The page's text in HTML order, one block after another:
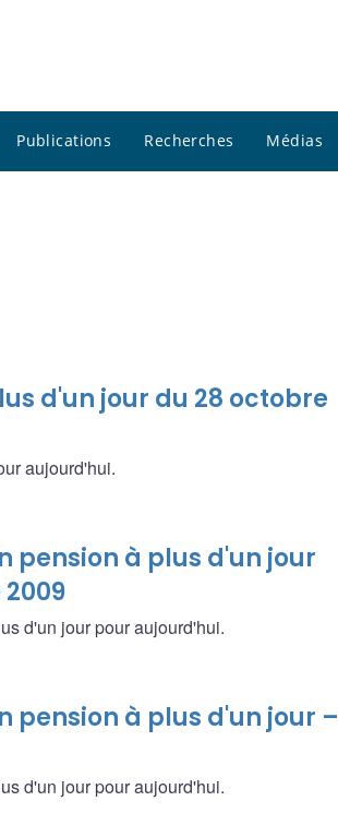
Publications Recherches Médias
d'un jour du 28 octobre
aujourd'hui.
pension à plus d'un jour
d'un jour pour aujourd'hui.
pension à plus d'un jour –
d'un jour pour aujourd'hui.